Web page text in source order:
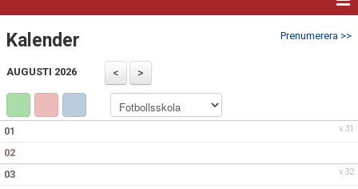
HEM
NYHETER
MATCHER
TRUPPEN
Prenumerera >>
Kalender
AUGUSTI 2026
v.31
01
02
v.32
03